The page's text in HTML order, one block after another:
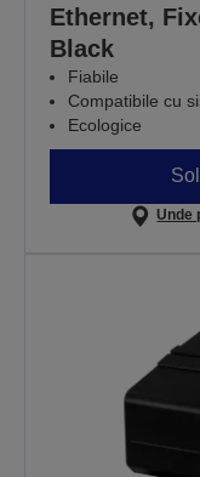
Ethernet,
Black
Fiabile
Compatibile cu
Ecologice
Unde